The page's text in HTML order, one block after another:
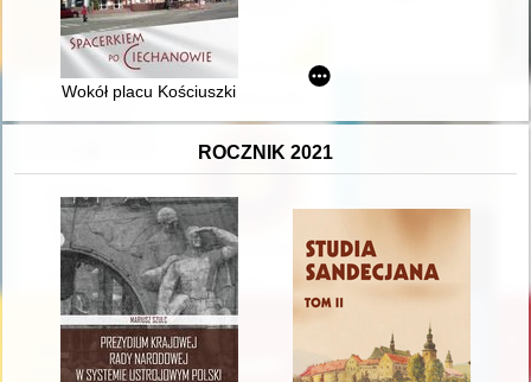
Wokół placu Kościuszki
ROCZNIK 2021